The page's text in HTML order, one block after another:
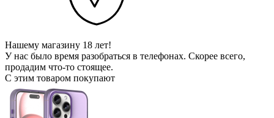
Нашему магазину 18 лет!
У нас было время разобраться в телефонах. Скорее всего,
продадим что-то стоящее.
С этим товаром покупают